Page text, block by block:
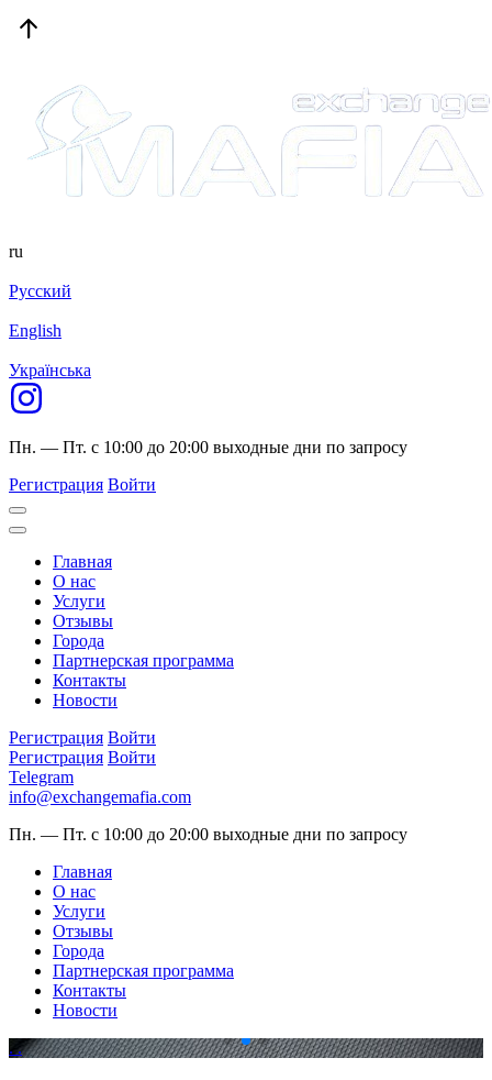
ru
Русский
English
Українська
Пн. — Пт. с 10:00 до 20:00 выходные дни по запросу
Регистрация Войти
Главная
О нас
Услуги
Отзывы
Города
Партнерская программа
Контакты
Новости
Регистрация Войти
Регистрация Войти
Telegram
info@exchangemafia.com
Пн. — Пт. с 10:00 до 20:00 выходные дни по запросу
Главная
О нас
Услуги
Отзывы
Города
Партнерская программа
Контакты
Новости
. .